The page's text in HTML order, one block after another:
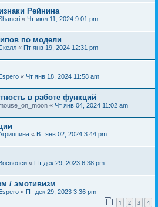
Рейнина
« Чт июл 11, 2024 9:01 pm
по модели
« Пт янв 19, 2024 12:31 pm
Espero « Чт янв 18, 2024 11:58 am
в работе функций
« Чт янв 04, 2024 11:02 am
« Вт янв 02, 2024 3:44 pm
Восвояси « Пт дек 29, 2023 6:38 pm
/ эмотивизм
Espero « Пт дек 29, 2023 3:36 pm
1 2 3 4